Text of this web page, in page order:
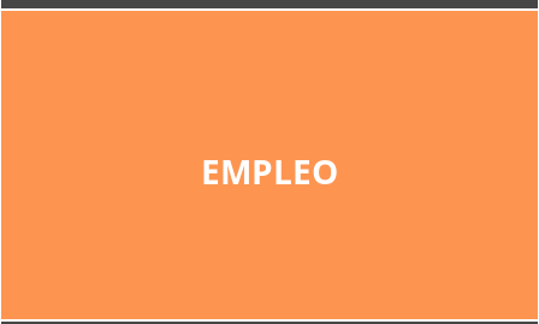
EMPLEO
NOTICIAS DE EMPLEO